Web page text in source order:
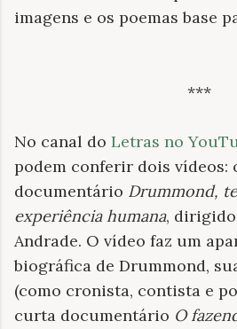
imagens e os poemas base
***
No canal do Letras no
podem conferir dois vídeos:
documentário Drummond,
experiência humana,
Andrade. O vídeo faz um
biográfica de Drummond,
(como cronista, contista e
curta documentário O